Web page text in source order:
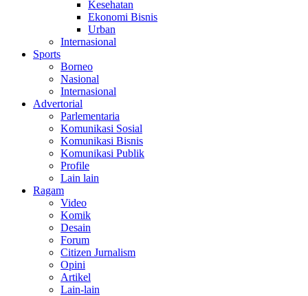
Kesehatan
Ekonomi Bisnis
Urban
Internasional
Sports
Borneo
Nasional
Internasional
Advertorial
Parlementaria
Komunikasi Sosial
Komunikasi Bisnis
Komunikasi Publik
Profile
Lain lain
Ragam
Video
Komik
Desain
Forum
Citizen Jurnalism
Opini
Artikel
Lain-lain